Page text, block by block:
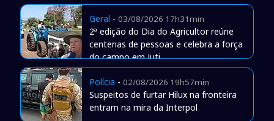
Geral - 03/08/2026 17h31min
2ª edição do Dia do Agricultor reúne
centenas de pessoas e celebra a força
do campo em Juti
Polícia - 02/08/2026 19h57min
Suspeitos de furtar Hilux na fronteira
entram na mira da Interpol